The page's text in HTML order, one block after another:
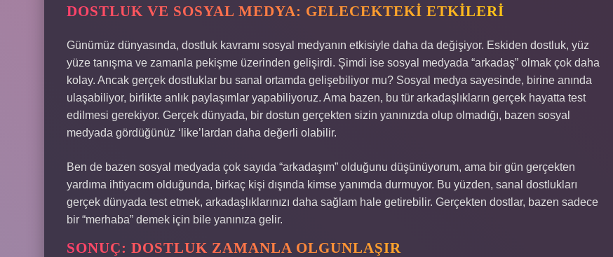
DOSTLUK VE SOSYAL MEDYA: GELECEKTEKI ETKILERI
Günümüz dünyasında, dostluk kavramı sosyal medyanın etkisiyle daha da değişiyor. Eskiden dostluk, yüz
yüze tanışma ve zamanla pekişme üzerinden gelişirdi. Şimdi ise sosyal medyada “arkadaş” olmak çok daha
kolay. Ancak gerçek dostluklar bu sanal ortamda gelişebiliyor mu? Sosyal medya sayesinde, birine anında
ulaşabiliyor, birlikte anlık paylaşımlar yapabiliyoruz. Ama bazen, bu tür arkadaşlıkların gerçek hayatta test
edilmesi gerekiyor. Gerçek dünyada, bir dostun gerçekten sizin yanınızda olup olmadığı, bazen sosyal
medyada gördüğünüz ‘like’lardan daha değerli olabilir.
Ben de bazen sosyal medyada çok sayıda “arkadaşım” olduğunu düşünüyorum, ama bir gün gerçekten
yardıma ihtiyacım olduğunda, birkaç kişi dışında kimse yanımda durmuyor. Bu yüzden, sanal dostlukları
gerçek dünyada test etmek, arkadaşlıklarınızı daha sağlam hale getirebilir. Gerçekten dostlar, bazen sadece
bir “merhaba” demek için bile yanınıza gelir.
SONUÇ: DOSTLUK ZAMANLA OLGUNLAŞIR